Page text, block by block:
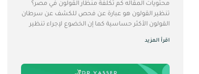
محتويات المقاله كم تكلفة منظار القولون في مصر؟
تنظير القولون هو عبارة عن فحص للكشف عن سرطان
القولون الأكثر حساسية كما إن الخضوع لإجراء تنظير
اقرأ المزيد